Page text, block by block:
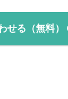
せる（無料）